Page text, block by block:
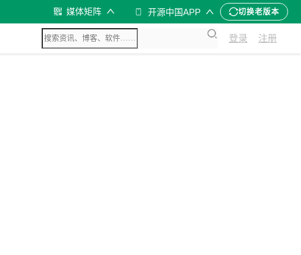
媒体矩阵 开源中国APP 切换老版本
登录 注册